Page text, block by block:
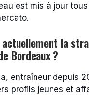
est mis à jour tous
actuellement la
Bordeaux ?
entraîneur depuis
profils jeunes et